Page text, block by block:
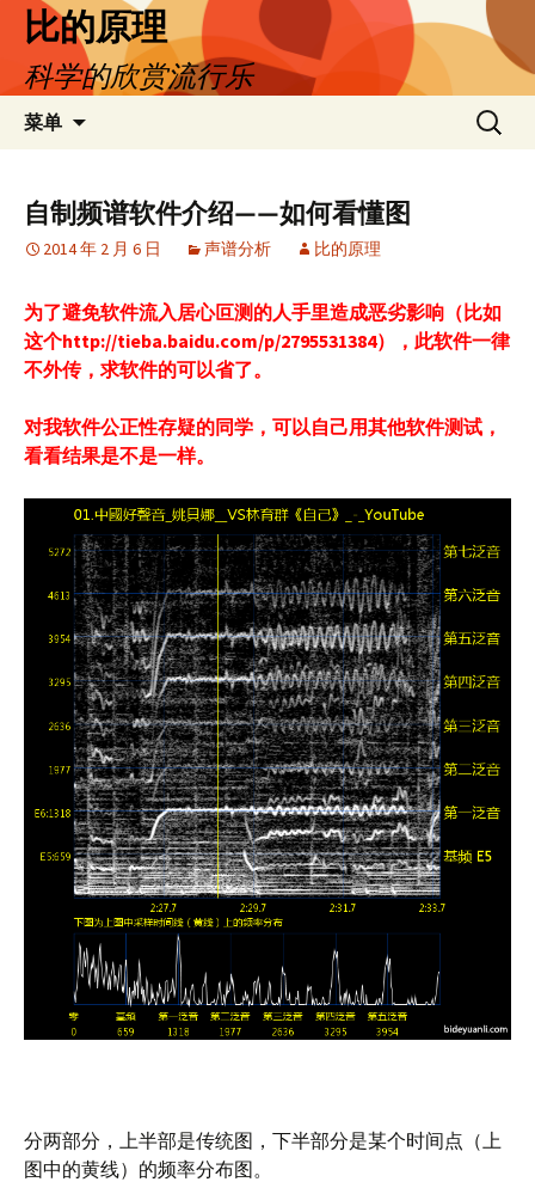
文
比的原理
科学的欣赏流行乐
菜单
搜
索：
自制频谱软件介绍——如何看懂图
2014 年 2 月 6 日 声谱分析 比的原理
为了避免软件流入居心叵测的人手里造成恶劣影响（比如
这个http://tieba.baidu.com/p/2795531384），此软件一律
不外传，求软件的可以省了。
对我软件公正性存疑的同学，可以自己用其他软件测试，
看看结果是不是一样。
分两部分，上半部是传统图，下半部分是某个时间点（上
图中的黄线）的频率分布图。